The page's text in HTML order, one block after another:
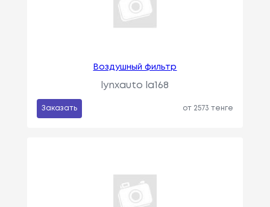
Воздушный фильтр
lynxauto la168
Заказать от 2573 тенге